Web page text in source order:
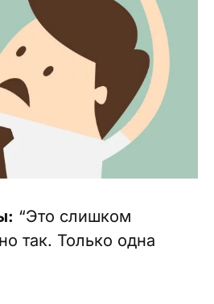
“Это слишком
так. Только одна